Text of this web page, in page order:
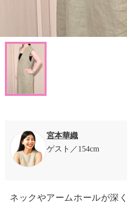
宮本華織
ゲスト
154cm
ネックやアームホールが深